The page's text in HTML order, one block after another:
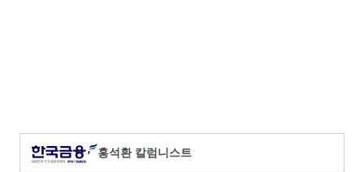
홍석환 칼럼니스트